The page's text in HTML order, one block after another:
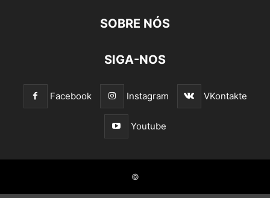
SOBRE NÓS
SIGA-NOS
Facebook Instagram VKontakte
Youtube
©